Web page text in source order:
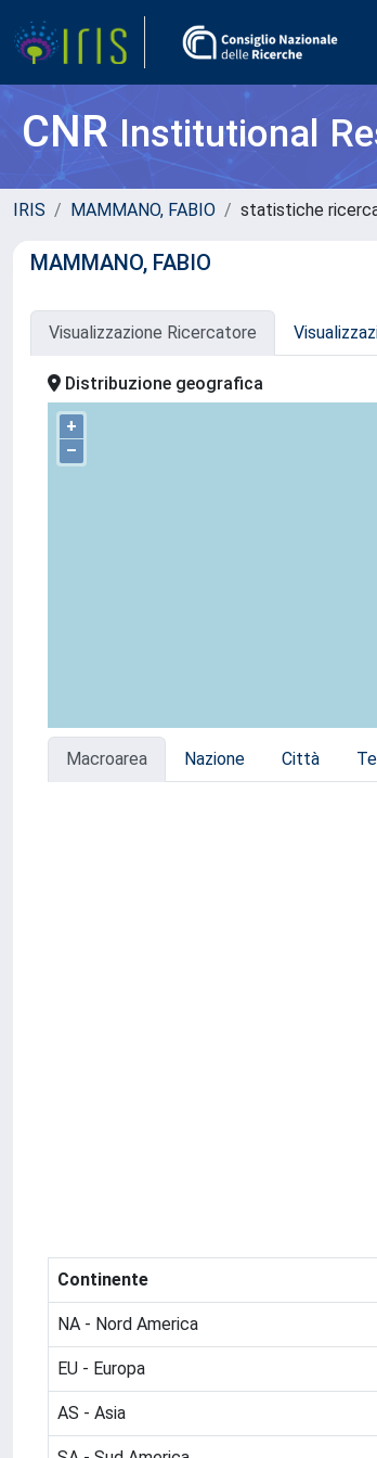
CNRInstitutional
IRIS MAMMANO, FABIO statistiche
MAMMANO, FABIO
Visualizzazione Ricercatore
Distribuzione geografica
+
–
Macroarea Nazione Città
Continente
NA - Nord America
EU - Europa
AS - Asia